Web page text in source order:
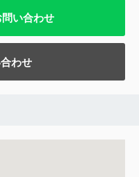
い合わせ
わせ